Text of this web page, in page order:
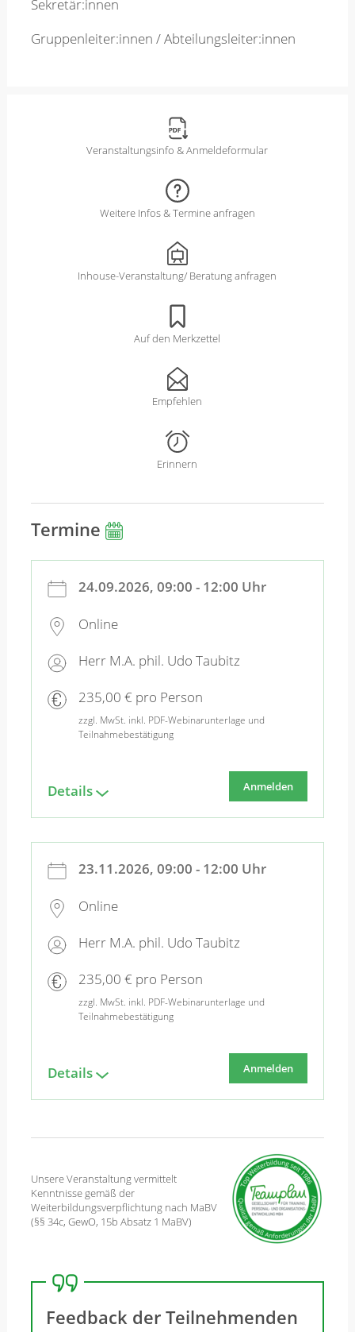
Sekretär:innen
Gruppenleiter:innen / Abteilungsleiter:innen
Veranstaltungsinfo & Anmeldeformular
Weitere Infos & Termine anfragen
Inhouse-Veranstaltung/ Beratung anfragen
Auf den Merkzettel
Empfehlen
Erinnern
Termine
24.09.2026, 09:00 - 12:00 Uhr
Online
Herr M.A. phil. Udo Taubitz
235,00 € pro Person
zzgl. MwSt. inkl. PDF-Webinarunterlage und
Teilnahmebestätigung
Details Anmelden
23.11.2026, 09:00 - 12:00 Uhr
Online
Herr M.A. phil. Udo Taubitz
235,00 € pro Person
zzgl. MwSt. inkl. PDF-Webinarunterlage und
Teilnahmebestätigung
Details Anmelden
Unsere Veranstaltung vermittelt
Kenntnisse gemäß der
Weiterbildungsverpflichtung nach MaBV
(§§ 34c, GewO, 15b Absatz 1 MaBV)
Feedback der Teilnehmenden